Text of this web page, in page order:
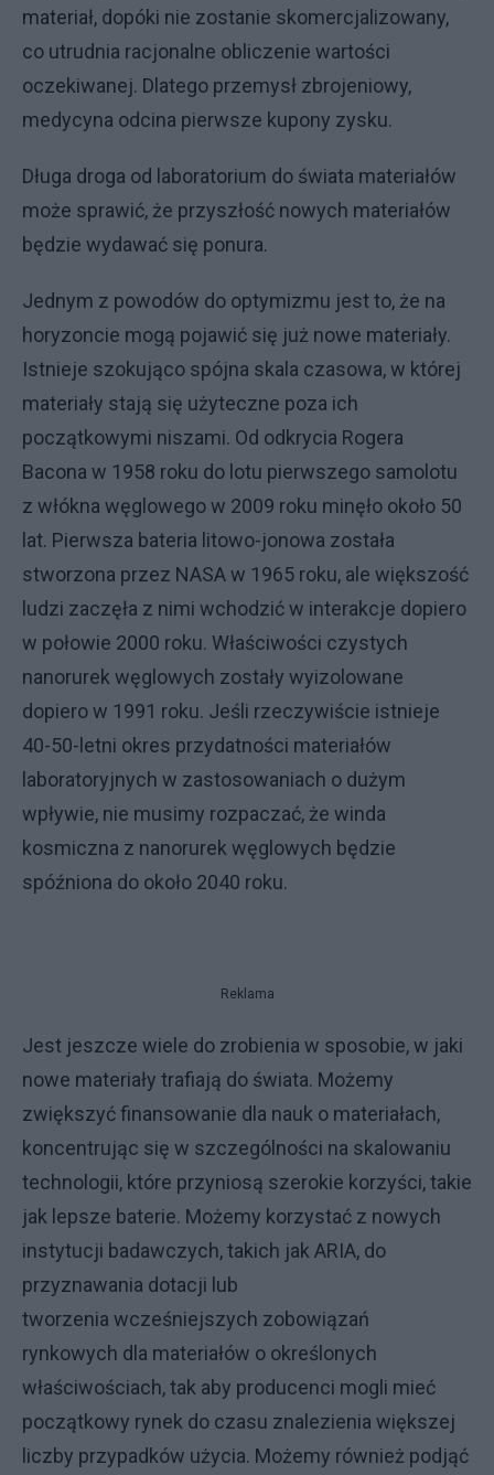
materiał, dopóki nie zostanie skomercjalizowany,
co utrudnia racjonalne obliczenie wartości
oczekiwanej. Dlatego przemysł zbrojeniowy,
medycyna odcina pierwsze kupony zysku.
Długa droga od laboratorium do świata materiałów
może sprawić, że przyszłość nowych materiałów
będzie wydawać się ponura.
Jednym z powodów do optymizmu jest to, że na
horyzoncie mogą pojawić się już nowe materiały.
Istnieje szokująco spójna skala czasowa, w której
materiały stają się użyteczne poza ich
początkowymi niszami. Od odkrycia Rogera
Bacona w 1958 roku do lotu pierwszego samolotu
z włókna węglowego w 2009 roku minęło około 50
lat. Pierwsza bateria litowo-jonowa została
stworzona przez NASA w 1965 roku, ale większość
ludzi zaczęła z nimi wchodzić w interakcje dopiero
w połowie 2000 roku. Właściwości czystych
nanorurek węglowych zostały wyizolowane
dopiero w 1991 roku. Jeśli rzeczywiście istnieje
40-50-letni okres przydatności materiałów
laboratoryjnych w zastosowaniach o dużym
wpływie, nie musimy rozpaczać, że winda
kosmiczna z nanorurek węglowych będzie
spóźniona do około 2040 roku.
Reklama
Jest jeszcze wiele do zrobienia w sposobie, w jaki
nowe materiały trafiają do świata. Możemy
zwiększyć finansowanie dla nauk o materiałach,
koncentrując się w szczególności na skalowaniu
technologii, które przyniosą szerokie korzyści, takie
jak lepsze baterie. Możemy korzystać z nowych
instytucji badawczych, takich jak ARIA, do
przyznawania dotacji lub
tworzenia wcześniejszych zobowiązań
rynkowych dla materiałów o określonych
właściwościach, tak aby producenci mogli mieć
początkowy rynek do czasu znalezienia większej
liczby przypadków użycia. Możemy również podjąć